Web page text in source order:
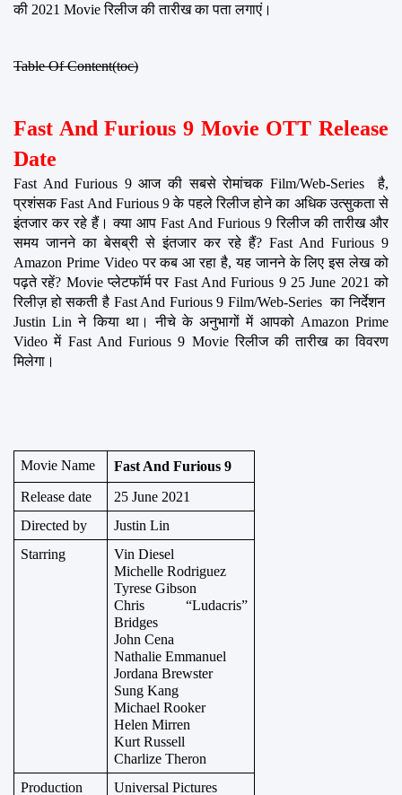
की 2021 Movie रिलीज की तारीख का पता लगाएं।
Table Of Content(toc)
Fast And Furious 9 Movie OTT Release
Date
Fast And Furious 9 आज की सबसे रोमांचक Film/Web-Series  है,
प्रशंसक Fast And Furious 9 के पहले रिलीज होने का अधिक उत्सुकता से
इंतजार कर रहे हैं। क्या आप Fast And Furious 9 रिलीज की तारीख और
समय जानने का बेसब्री से इंतजार कर रहे हैं? Fast And Furious 9
Amazon Prime Video पर कब आ रहा है, यह जानने के लिए इस लेख को
पढ़ते रहें? Movie प्लेटफॉर्म पर Fast And Furious 9 25 June 2021 को
रिलीज़ हो सकती है Fast And Furious 9 Film/Web-Series  का निर्देशन
Justin Lin ने किया था। नीचे के अनुभागों में आपको Amazon Prime
Video में Fast And Furious 9 Movie रिलीज की तारीख का विवरण
मिलेगा।
Movie Name
Fast And Furious 9
Release date
25 June 2021
Directed by
Justin Lin
Starring
Vin Diesel
Michelle Rodriguez
Tyrese Gibson
Chris “Ludacris”
Bridges
John Cena
Nathalie Emmanuel
Jordana Brewster
Sung Kang
Michael Rooker
Helen Mirren
Kurt Russell
Charlize Theron
Production
Universal Pictures